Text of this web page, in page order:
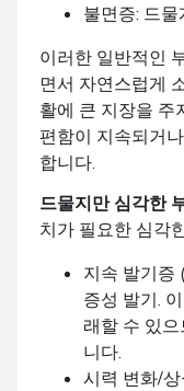
불면증: 드
이러한 일반적인
면서 자연스럽게
활에 큰 지장을 주
편함이 지속되거
합니다.
드물지만 심각한
치가 필요한 심각
지속 발기증
증성 발기.
래할 수 있
니다.
시력 변화/